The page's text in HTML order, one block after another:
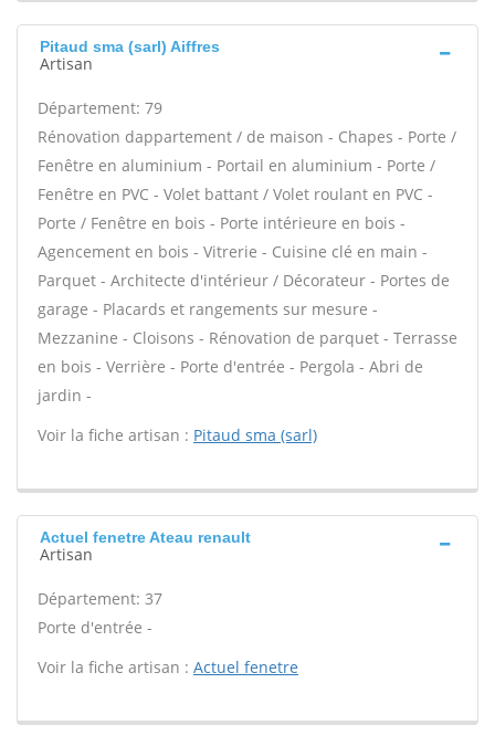
Pitaud sma (sarl) Aiffres
Artisan
Département: 79
Rénovation dappartement / de maison - Chapes - Porte /
Fenêtre en aluminium - Portail en aluminium - Porte /
Fenêtre en PVC - Volet battant / Volet roulant en PVC -
Porte / Fenêtre en bois - Porte intérieure en bois -
Agencement en bois - Vitrerie - Cuisine clé en main -
Parquet - Architecte d'intérieur / Décorateur - Portes de
garage - Placards et rangements sur mesure -
Mezzanine - Cloisons - Rénovation de parquet - Terrasse
en bois - Verrière - Porte d'entrée - Pergola - Abri de
jardin -
Voir la fiche artisan : Pitaud sma (sarl)
Actuel fenetre Ateau renault
Artisan
Département: 37
Porte d'entrée -
Voir la fiche artisan : Actuel fenetre